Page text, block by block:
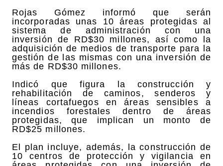
Rojas Gómez informó que serán
incorporadas unas 10 áreas protegidas al
sistema de administración con una
inversión de RD$30 millones, así como la
adquisición de medios de transporte para la
gestión de las mismas con una inversión de
más de RD$30 millones.
Indicó que figura la construcción y
rehabilitación de caminos, senderos y
líneas cortafuegos en áreas sensibles a
incendios forestales dentro de áreas
protegidas, que implican un monto de
RD$25 millones.
El plan incluye, además, la construcción de
10 centros de protección y vigilancia en